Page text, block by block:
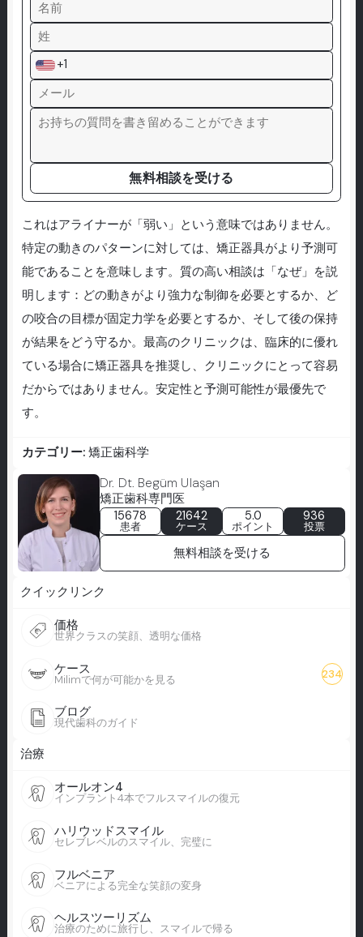
+1
無料相談を受ける
これはアライナーが「弱い」という意味ではありません。
特定の動きのパターンに対しては、矯正器具がより予測可
能であることを意味します。質の高い相談は「なぜ」を説
明します：どの動きがより強力な制御を必要とするか、ど
の咬合の目標が固定力学を必要とするか、そして後の保持
が結果をどう守るか。最高のクリニックは、臨床的に優れ
ている場合に矯正器具を推奨し、クリニックにとって容易
だからではありません。安定性と予測可能性が最優先で
す。
カテゴリー: 矯正歯科学
Dr. Dt. Begüm Ulaşan
矯正歯科専門医
15678
患者
21642
ケース
5.0
ポイント
936
投票
無料相談を受ける
クイックリンク
価格
世界クラスの笑顔、透明な価格
ケース
Milimで何が可能かを見る 234
ブログ
現代歯科のガイド
治療
オールオン4
インプラント4本でフルスマイルの復元
ハリウッドスマイル
セレブレベルのスマイル、完璧に
フルベニア
ベニアによる完全な笑顔の変身
ヘルスツーリズム
治療のために旅行し、スマイルで帰る